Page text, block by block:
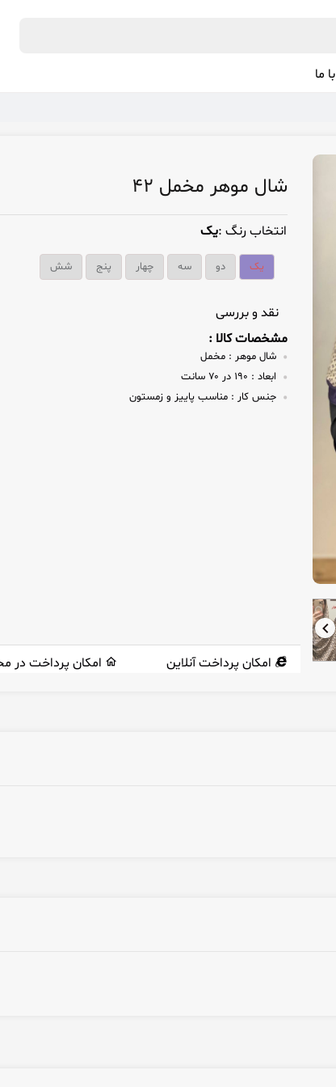
ما
شال موهر مخمل ۴۲
انتخاب رنگ :یک
یک دو سه چهار پنج شش
نقد و بررسی
مشخصات کالا :
شال موهر : مخمل
ابعاد :
جنس کار : مناسب پاییز و زمستون
امکان پرداخت آنلاین امکان پرداخت در